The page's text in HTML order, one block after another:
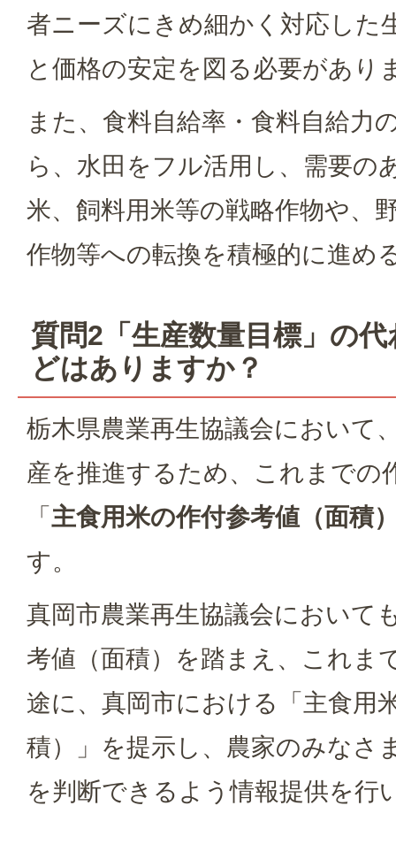
者ニーズにきめ細かく対応した
と価格の安定を図る必要があり
また、食料自給率・食料自給力
ら、水田をフル活用し、需要の
米、飼料用米等の戦略作物や、
作物等への転換を積極的に進め
質問2「生産数量目標」の
どはありますか？
栃木県農業再生協議会において
産を推進するため、これまでの
「 主食用米の作付参考値（面積
す。
真岡市農業再生協議会において
考値（面積）を踏まえ、これま
途に、真岡市における「主食用
積）」を提示し、農家のみなさ
を判断できるよう情報提供を行